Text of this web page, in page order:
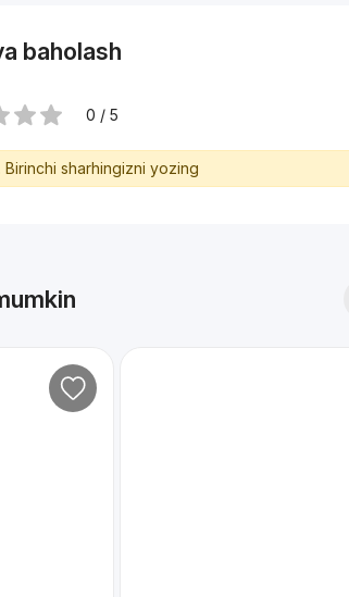
baholash
0 / 5
sharhingizni yozing